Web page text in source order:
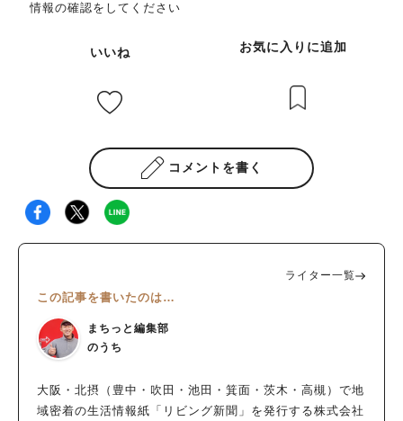
情報の確認をしてください
いいね お気に入りに追加
コメントを書く
ライター一覧
この記事を書いたのは…
まちっと編集部
のうち
大阪・北摂（豊中・吹田・池田・箕面・茨木・高槻）で地
域密着の生活情報紙「リビング新聞」を発行する株式会社